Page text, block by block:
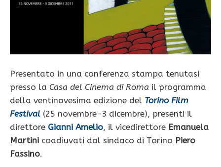
Presentato in una conferenza stampa tenutasi
presso la Casa del Cinema di Roma il programma
della ventinovesima edizione del Torino Film
Festival (25 novembre-3 dicembre), presenti il
direttore Gianni Amelio, il vicedirettore Emanuela
Martini coadiuvati dal sindaco di Torino Piero
Fassino.